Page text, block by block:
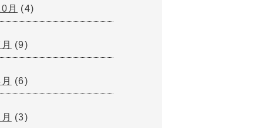
月 (4)
(9)
(6)
(3)